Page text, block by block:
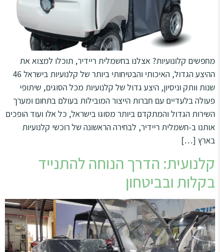
סמן קישורים
לאפס
את
כל
האפשרויות
cached
מפת האתר
הצהרת נגישות
מחפשים קלונועיות? אצלנו בחשמלית ריידיר, תוכלו למצוא את
ההיצע הגדול, האיכותי והבטיחותי ביותר של קלנועיות בישראל 46
שנות וותק וניסיון, היצע גדול של קלנועיות מכל הסוגים, שיתופי
פעולה בלעדיים עם חברות הייצור המובילות בעולם בתחום ומערך
השירות הגדול והמתקדם ביותר מסוגו בישראל, כל אלו ועוד הופכים
אותנו ב-חשמלית ריידיר, לבחירה הראשונה של רוכשי קלנועיות
בארץ […]
קלנועית: הדרך הנוחה להתנייד
בקלות ובביטחון